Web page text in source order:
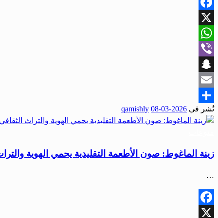
Facebook
X
WhatsApp
Viber
Snapchat
Email
Share
نُشر في 2026-03-08
qamishly
زينة الماغوط: صون الأطعمة التقليدية يحمي الهوية
…
Facebook